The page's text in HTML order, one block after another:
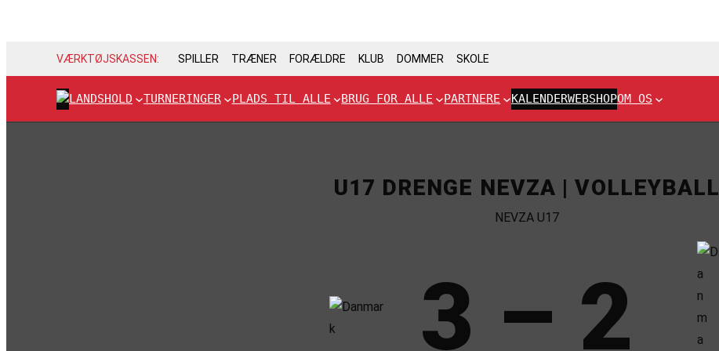
VÆRKTØJSKASSEN: SPILLER TRÆNER FORÆLDRE KLUB DOMMER SKOLE
LANDSHOLD TURNERINGER PLADS TIL ALLE BRUG FOR ALLE PARTNERE KALENDERWEBSHOPOM OS
U17 DRENGE NEVZA | VOLLEYBALL
NEVZA U17
3 – 2